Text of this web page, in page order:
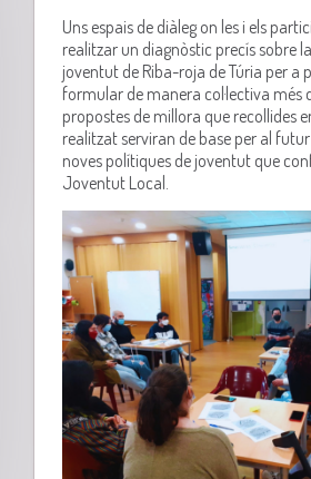
Uns espais de diàleg on les i els
realitzar un diagnòstic precís sobre
joventut de Riba-roja de Túria per a
formular de manera col·lectiva més
propostes de millora que recollides
realitzat serviran de base per al
noves polítiques de joventut que
Joventut Local.